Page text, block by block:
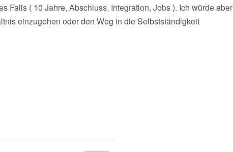
Falls ( 10 Jahre, Abschluss, Integration, Jobs ). Ich würde aber
einzugehen oder den Weg in die Selbstständigkeit